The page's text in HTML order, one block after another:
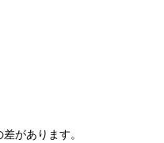
があります。